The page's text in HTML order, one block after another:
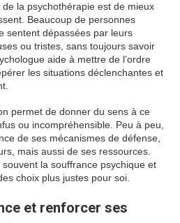
de la psychothérapie est de mieux
Beaucoup de personnes
sentent dépassées par leurs
ou tristes, sans toujours savoir
aide à mettre de l’ordre
les situations déclenchantes et
permet de donner du sens à ce
ou incompréhensible. Peu à peu,
de ses mécanismes de défense,
mais aussi de ses ressources.
la souffrance psychique et
choix plus justes pour soi.
et renforcer ses